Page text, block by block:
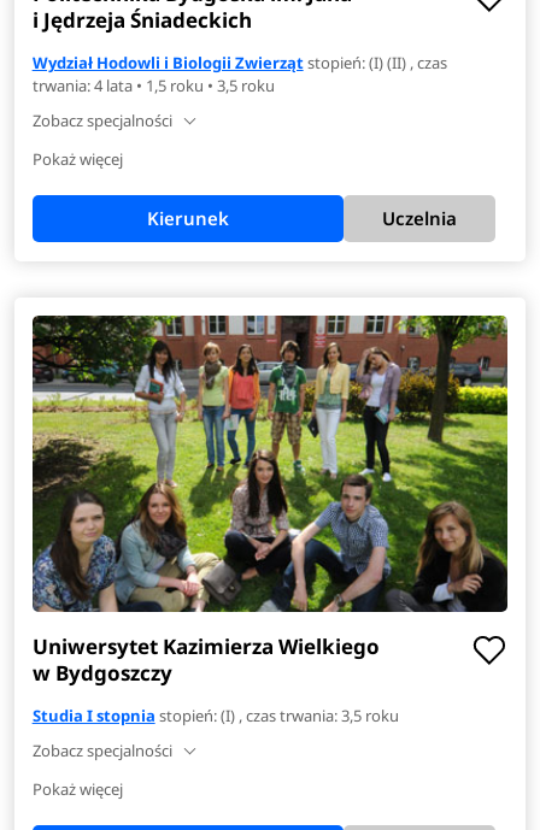
i Jędrzeja Śniadeckich
Wydział Hodowli i Biologii Zwierzątstopień: (I) (II) , czas
trwania: 4 lata • 1,5 roku • 3,5 roku
Zobacz specjalności
Pokaż więcej
Kierunek Uczelnia
Uniwersytet Kazimierza Wielkiego
w Bydgoszczy
Studia I stopnia stopień: (I) , czas trwania: 3,5 roku
Zobacz specjalności
Pokaż więcej